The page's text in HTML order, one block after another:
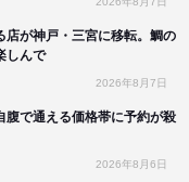
店が神戸・三宮に移転。鯛の
しんで
2026年8月7日
腹で通える価格帯に予約が殺
2026年8月6日